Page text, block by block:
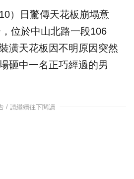
）日驚傳天花板崩塌意
位於中山北路一段106
潢天花板因不明原因突然
砸中一名正巧經過的男
/ 請繼續往下閱讀